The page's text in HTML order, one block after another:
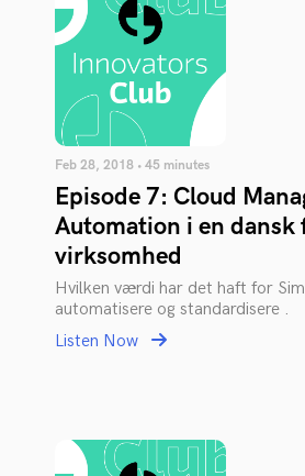
Feb 28, 2018 • 45 minutes
Episode 7: Cloud
Automation i en dansk
virksomhed
Hvilken værdi har det haft for
automatisere og standardisere .
Listen Now